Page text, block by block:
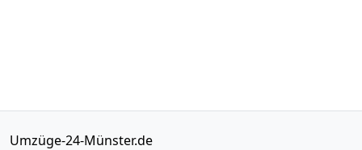
Umzüge-24-Münster.de